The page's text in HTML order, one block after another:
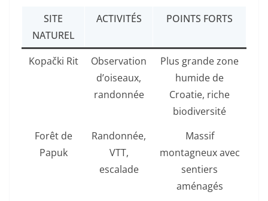
SITE
NATUREL
ACTIVITÉS POINTS FORTS
Kopački Rit
Observation
d’oiseaux,
randonnée
Plus grande zone
humide de
Croatie, riche
biodiversité
Forêt de
Papuk
Randonnée,
VTT,
escalade
Massif
montagneux avec
sentiers
aménagés